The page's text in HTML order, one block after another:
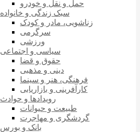
حمل و نقل و خودرو
سبک زندگی و خانواده
زناشویی، مادر و کودک
سرگرمی
ورزشی
سیاسی و اجتماعی
حقوق و قضا
دینی و مذهبی
فرهنگی، هنر و سینما
کارآفرینی و بازاریابی
رویدادها و حوادث
طبیعت و حیوانات
گردشگری و مهاجرت
بانک و بورس